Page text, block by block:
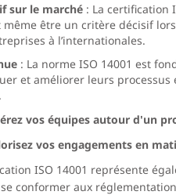
sur le marché : La certification
être un critère décisif
à l’internationales.
: La norme ISO 14001 est
et améliorer leurs
vos équipes autour d'un
vos engagements en
ISO 14001 représente
conformer aux